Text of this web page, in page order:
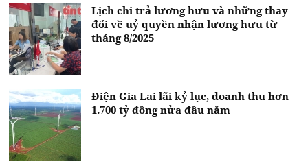
Lịch chi trả lương hưu và những thay
đổi về uỷ quyền nhận lương hưu từ
tháng 8/2025
Điện Gia Lai lãi kỷ lục, doanh thu hơn
1.700 tỷ đồng nửa đầu năm